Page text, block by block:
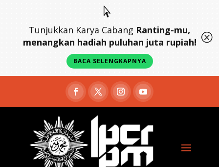

Tunjukkan Karya Cabang Ranting-mu,
menangkan hadiah puluhan juta rupiah!
BACA SELENGKAPNYA
Q